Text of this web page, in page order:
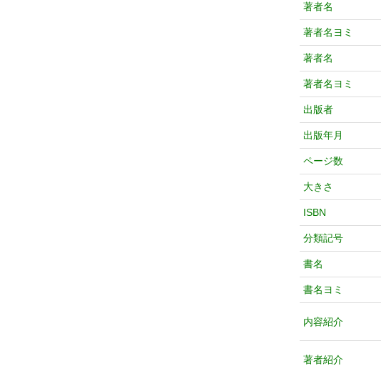
著者名
著者名ヨミ
著者名
著者名ヨミ
出版者
出版年月
ページ数
大きさ
ISBN
分類記号
書名
書名ヨミ
内容紹介
著者紹介